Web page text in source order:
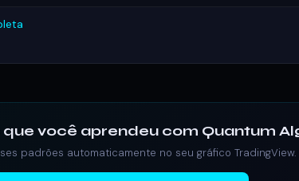
que você aprendeu com Quantum
padrões automaticamente no seu gráfico TradingView.